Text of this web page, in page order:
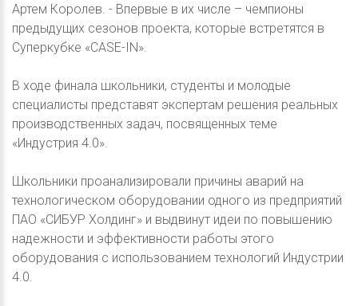
Артем Королев. - Впервые в их числе – чемпионы
предыдущих сезонов проекта, которые встретятся в
Суперкубке «CASE-IN».
В ходе финала школьники, студенты и молодые
специалисты представят экспертам решения реальных
производственных задач, посвященных теме
«Индустрия 4.0».
Школьники проанализировали причины аварий на
технологическом оборудовании одного из предприятий
ПАО «СИБУР Холдинг» и выдвинут идеи по повышению
надежности и эффективности работы этого
оборудования с использованием технологий Индустрии
4.0.